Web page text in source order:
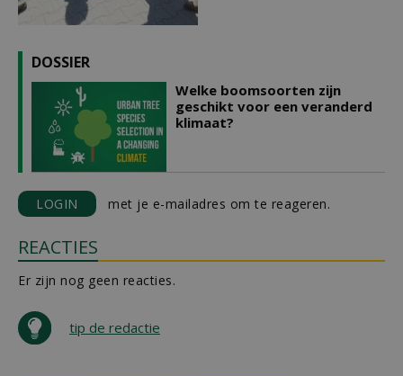
DOSSIER
Welke boomsoorten zijn
geschikt voor een veranderd
klimaat?
LOGIN met je e-mailadres om te reageren.
REACTIES
Er zijn nog geen reacties.
tip de redactie